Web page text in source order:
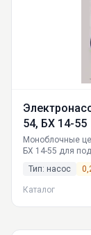
54, БХ 14-55
Моноблочные
БХ 14-55 для
России от
Тип: насос
Каталог